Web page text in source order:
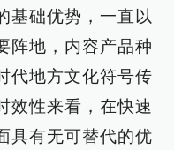
基础优势，一直以
阵地，内容产品种
代地方文化符号传
效性来看，在快速
具有无可替代的优